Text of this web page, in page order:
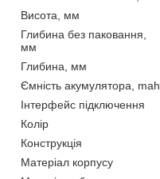
Висота, мм
Глибина без паковання,
мм
Глибина, мм
Ємність акумулятора, mah
Інтерфейс підключення
Колір
Конструкція
Матеріал корпусу